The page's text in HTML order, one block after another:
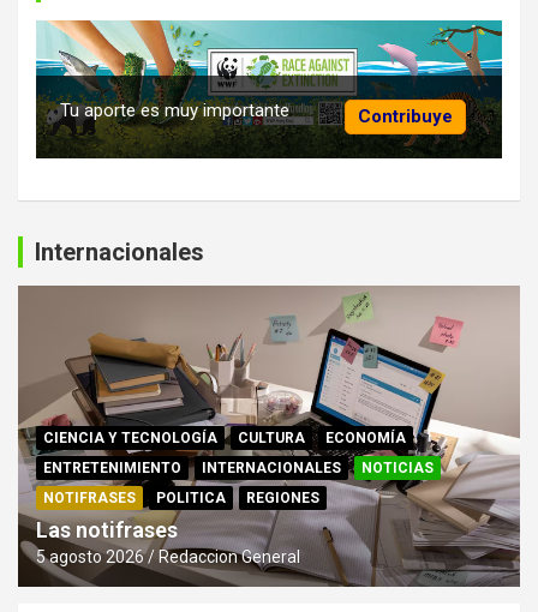
Contribuye
Tu aporte es muy importante
Internacionales
CIENCIA Y TECNOLOGÍA CULTURA
ECONOMÍA
ENTRETENIMIENTO
INTERNACIONALES
NOTICIAS
NOTIFRASES
POLITICA REGIONES
Las notifrases
5 agosto 2026 Redaccion General